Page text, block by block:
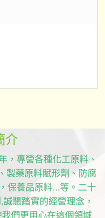
介
，專營各種化工原料、
製藥原料賦形劑、防腐
保養品原料...等。二十
懇踏實的經營理念，
們更用心在這個領域